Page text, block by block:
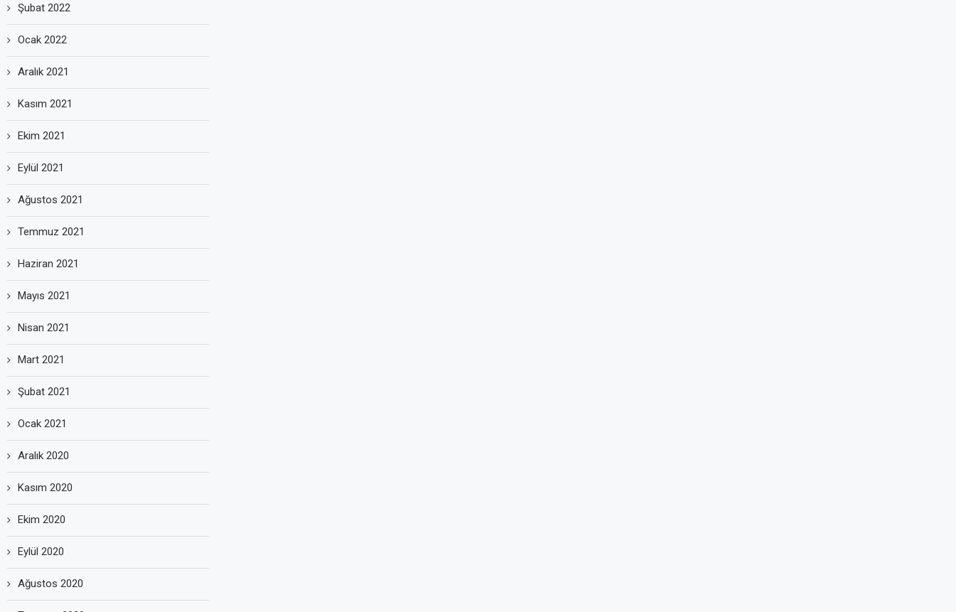
Şubat 2022
Ocak 2022
Aralık 2021
Kasım 2021
Ekim 2021
Eylül 2021
Ağustos 2021
Temmuz 2021
Haziran 2021
Mayıs 2021
Nisan 2021
Mart 2021
Şubat 2021
Ocak 2021
Aralık 2020
Kasım 2020
Ekim 2020
Eylül 2020
Ağustos 2020